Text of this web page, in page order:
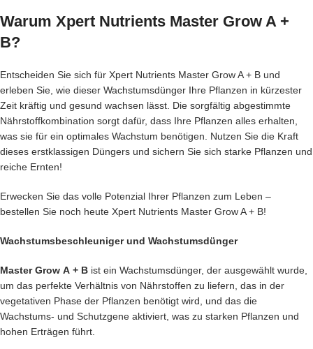
Warum Xpert Nutrients Master Grow A +
B?
Entscheiden Sie sich für Xpert Nutrients Master Grow A + B und
erleben Sie, wie dieser Wachstumsdünger Ihre Pflanzen in kürzester
Zeit kräftig und gesund wachsen lässt. Die sorgfältig abgestimmte
Nährstoffkombination sorgt dafür, dass Ihre Pflanzen alles erhalten,
was sie für ein optimales Wachstum benötigen. Nutzen Sie die Kraft
dieses erstklassigen Düngers und sichern Sie sich starke Pflanzen und
reiche Ernten!
Erwecken Sie das volle Potenzial Ihrer Pflanzen zum Leben –
bestellen Sie noch heute Xpert Nutrients Master Grow A + B!
Wachstumsbeschleuniger und Wachstumsdünger
Master Grow А + В ist ein Wachstumsdünger, der ausgewählt wurde,
um das perfekte Verhältnis von Nährstoffen zu liefern, das in der
vegetativen Phase der Pflanzen benötigt wird, und das die
Wachstums- und Schutzgene aktiviert, was zu starken Pflanzen und
hohen Erträgen führt.